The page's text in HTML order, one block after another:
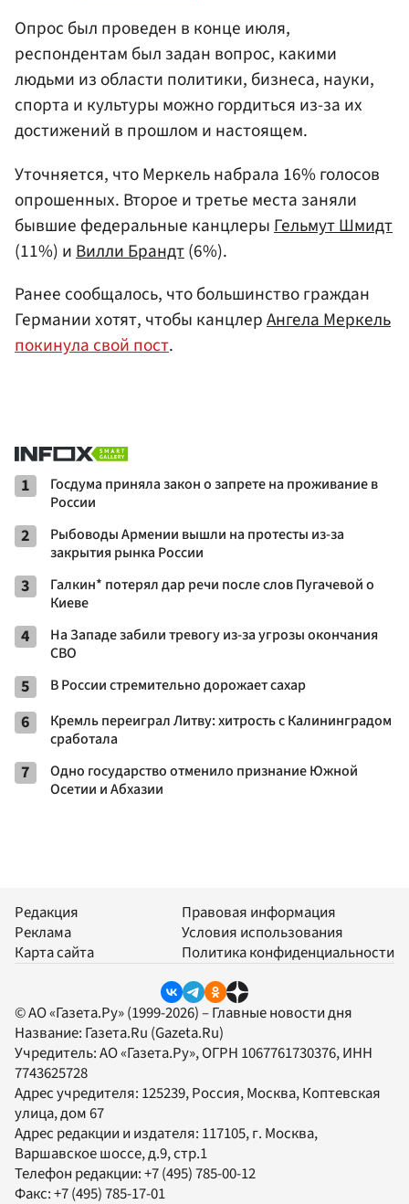
Опрос был проведен в конце июля,
респондентам был задан вопрос, какими
людьми из области политики, бизнеса, науки,
спорта и культуры можно гордиться из-за их
достижений в прошлом и настоящем.
Уточняется, что Меркель набрала 16% голосов
опрошенных. Второе и третье места заняли
бывшие федеральные канцлеры Гельмут Шмидт
(11%) и Вилли Брандт(6%).
Ранее сообщалось, что большинство граждан
Германии хотят, чтобы канцлерАнгела Меркель
покинула свой пост.
1
Госдума приняла закон о запрете на проживание в
России
2
Рыбоводы Армении вышли на протесты из-за
закрытия рынка России
3
Галкин* потерял дар речи после слов Пугачевой о
Киеве
4
На Западе забили тревогу из-за угрозы окончания
СВО
5 В России стремительно дорожает сахар
6
Кремль переиграл Литву: хитрость с Калининградом
сработала
7
Одно государство отменило признание Южной
Осетии и Абхазии
Редакция
Реклама
Карта сайта
Правовая информация
Условия использования
Политика конфиденциальности
© АО «Газета.Ру» (1999-2026) – Главные новости дня
Название: Газета.Ru (Gazeta.Ru)
Учредитель:АО «Газета.Ру», ОГРН 1067761730376, ИНН
7743625728
Адрес учредителя: 125239, Россия, Москва, Коптевская
улица, дом 67
Адрес редакции и издателя: 117105, г. Москва,
Варшавское шоссе, д.9, стр.1
Телефон редакции:+7 (495) 785-00-12
Факс:+7 (495) 785-17-01